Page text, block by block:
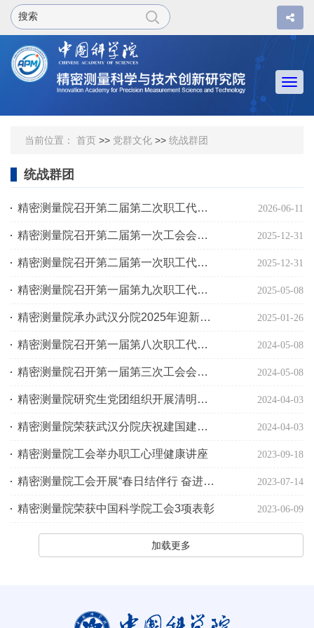
当前位置： 首页 >> 党群文化 >> 统战群团
统战群团
精密测量院召开第二届第二次职工代表大会 2026-06-11
精密测量院召开第二届第一次工会会员代表大会 2025-12-31
精密测量院召开第二届第一次职工代表大会 2025-12-31
精密测量院召开第一届第九次职工代表大会 2025-05-08
精密测量院承办武汉分院2025年迎新春趣味健身活动并获一等奖 2025-01-26
精密测量院召开第一届第八次职工代表大会 2024-05-08
精密测量院召开第一届第三次工会会员代表大会 2024-05-08
精密测量院研究生党团组织开展清明节烈士陵园祭扫活动 2024-04-03
精密测量院荣获武汉分院庆祝建国建院75周年职工乒乓球比赛团体冠军 2024-04-03
精密测量院工会举办职工心理健康讲座 2023-09-18
精密测量院工会开展“春日结伴行 奋进新征程”主题系列活动 2023-07-14
精密测量院荣获中国科学院工会3项表彰 2023-06-09
加载更多